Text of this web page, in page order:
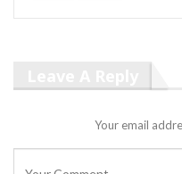
Your email